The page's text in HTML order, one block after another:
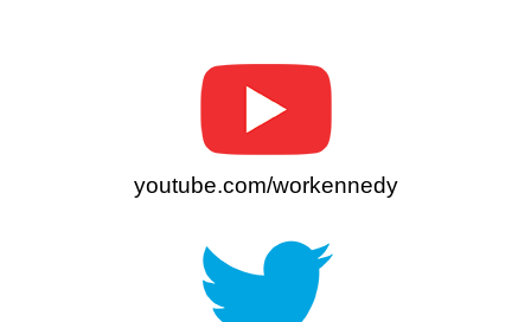
youtube.com/workennedy